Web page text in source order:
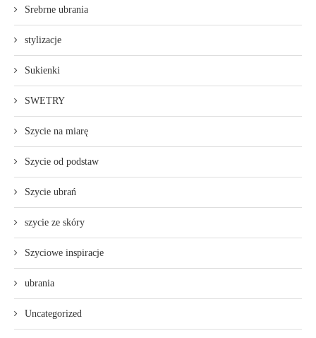
Srebrne ubrania
stylizacje
Sukienki
SWETRY
Szycie na miarę
Szycie od podstaw
Szycie ubrań
szycie ze skóry
Szyciowe inspiracje
ubrania
Uncategorized